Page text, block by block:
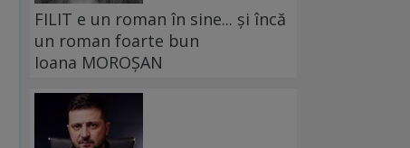
FILIT e un roman în sine... și încă
un roman foarte bun
Ioana MOROȘAN